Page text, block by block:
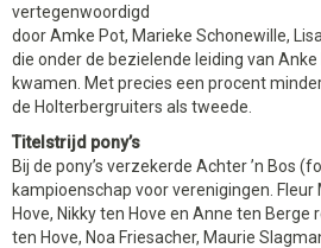
vertegenwoordigd
door Amke Pot, Marieke Schonewille,
die onder de bezielende leiding van
kwamen. Met precies een procent
de Holterbergruiters als tweede.
Titelstrijd pony’s
Bij de pony’s verzekerde Achter ’n Bos
kampioenschap voor verenigingen. Fleur
Hove, Nikky ten Hove en Anne ten Berge
ten Hove, Noa Friesacher, Maurie